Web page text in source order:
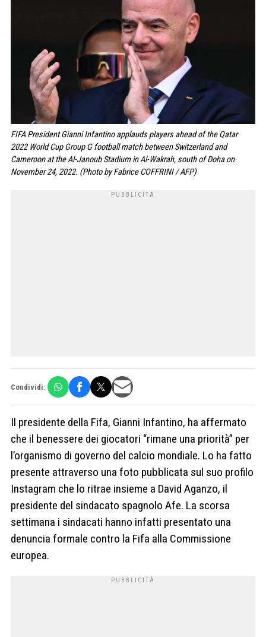
FIFA President Gianni Infantino applauds players ahead of the Qatar
2022 World Cup Group G football match between Switzerland and
Cameroon at the Al-Janoub Stadium in Al-Wakrah, south of Doha on
November 24, 2022. (Photo by Fabrice COFFRINI / AFP)
Condividi:
Il presidente della Fifa, Gianni Infantino, ha affermato
che il benessere dei giocatori “rimane una priorità” per
l’organismo di governo del calcio mondiale. Lo ha fatto
presente attraverso una foto pubblicata sul suo profilo
Instagram che lo ritrae insieme a David Aganzo, il
presidente del sindacato spagnolo Afe. La scorsa
settimana i sindacati hanno infatti presentato una
denuncia formale contro la Fifa alla Commissione
europea.